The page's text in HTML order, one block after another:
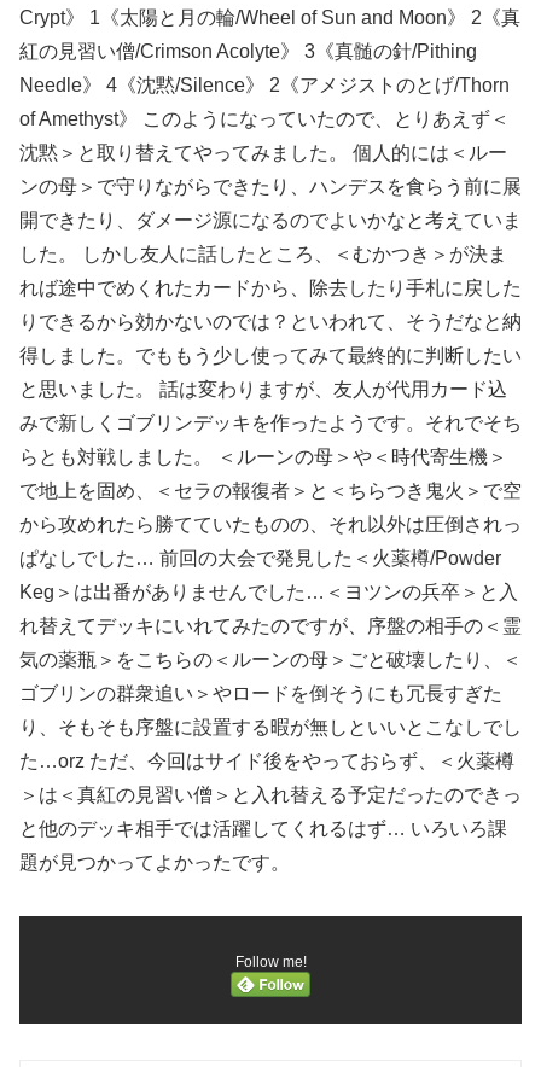
Crypt》 1《太陽と月の輪/Wheel of Sun and Moon》 2《真
紅の見習い僧/Crimson Acolyte》 3《真髄の針/Pithing
Needle》 4《沈黙/Silence》 2《アメジストのとげ/Thorn
of Amethyst》 このようになっていたので、とりあえず＜
沈黙＞と取り替えてやってみました。 個人的には＜ルー
ンの母＞で守りながらできたり、ハンデスを食らう前に展
開できたり、ダメージ源になるのでよいかなと考えていま
した。 しかし友人に話したところ、＜むかつき＞が決ま
れば途中でめくれたカードから、除去したり手札に戻した
りできるから効かないのでは？といわれて、そうだなと納
得しました。でももう少し使ってみて最終的に判断したい
と思いました。 話は変わりますが、友人が代用カード込
みで新しくゴブリンデッキを作ったようです。それでそち
らとも対戦しました。 ＜ルーンの母＞や＜時代寄生機＞
で地上を固め、＜セラの報復者＞と＜ちらつき鬼火＞で空
から攻めれたら勝てていたものの、それ以外は圧倒されっ
ぱなしでした… 前回の大会で発見した＜火薬樽/Powder
Keg＞は出番がありませんでした…＜ヨツンの兵卒＞と入
れ替えてデッキにいれてみたのですが、序盤の相手の＜霊
気の薬瓶＞をこちらの＜ルーンの母＞ごと破壊したり、＜
ゴブリンの群衆追い＞やロードを倒そうにも冗長すぎた
り、そもそも序盤に設置する暇が無しといいとこなしでし
た…orz ただ、今回はサイド後をやっておらず、＜火薬樽
＞は＜真紅の見習い僧＞と入れ替える予定だったのできっ
と他のデッキ相手では活躍してくれるはず… いろいろ課
題が見つかってよかったです。
Follow me!